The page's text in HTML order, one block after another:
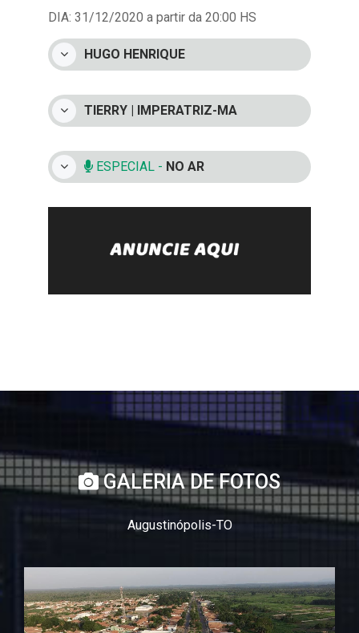
DIA: 31/12/2020 a partir da 20:00 HS
HUGO HENRIQUE
TIERRY | IMPERATRIZ-MA
ESPECIAL - NO AR
GALERIA DE FOTOS
Augustinópolis-TO